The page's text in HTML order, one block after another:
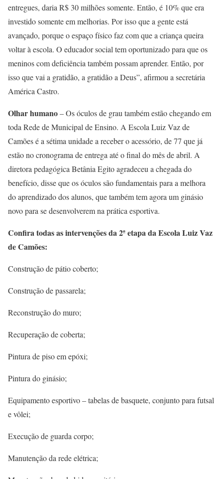
entregues, daria R$ 30 milhões somente. Então, é 10% que era
investido somente em melhorias. Por isso que a gente está
avançado, porque o espaço físico faz com que a criança queira
voltar à escola. O educador social tem oportunizado para que os
meninos com deficiência também possam aprender. Então, por
isso que vai a gratidão, a gratidão a Deus”, afirmou a secretária
América Castro.
Olhar humano– Os óculos de grau também estão chegando em
toda Rede de Municipal de Ensino. A Escola Luiz Vaz de
Camões é a sétima unidade a receber o acessório, de 77 que já
estão no cronograma de entrega até o final do mês de abril. A
diretora pedagógica Betânia Egito agradeceu a chegada do
benefício, disse que os óculos são fundamentais para a melhora
do aprendizado dos alunos, que também tem agora um ginásio
novo para se desenvolverem na prática esportiva.
Confira todas as intervenções da 2ª etapa da Escola Luiz Vaz
de Camões:
Construção de pátio coberto;
Construção de passarela;
Reconstrução do muro;
Recuperação de coberta;
Pintura de piso em epóxi;
Pintura do ginásio;
Equipamento esportivo – tabelas de basquete, conjunto para futsal
e vôlei;
Execução de guarda corpo;
Manutenção da rede elétrica;